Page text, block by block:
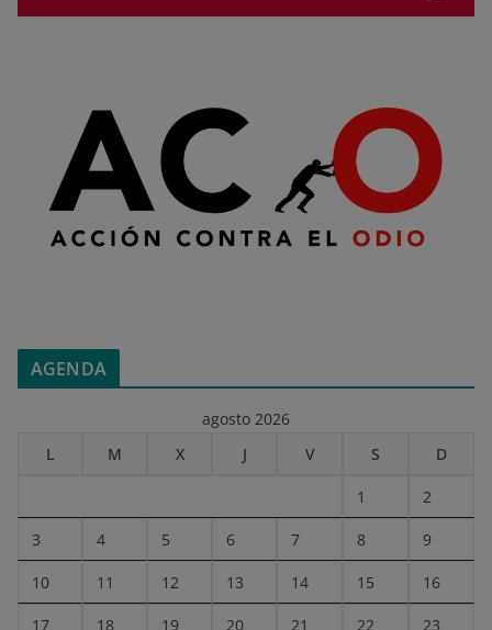
AGENDA
agosto 2026
L
M X J V S D
1 2
3 4 5 6 7 8 9
10 11 12 13 14 15 16
17 18 19 20 21 22 23